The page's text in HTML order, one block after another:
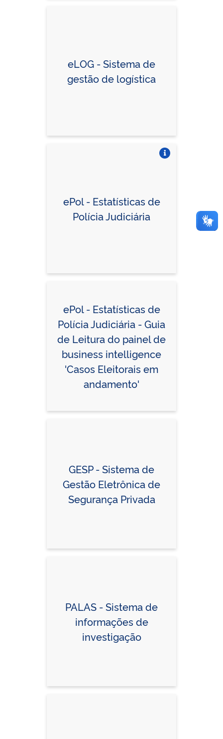
eLOG - Sistema de
gestão de logística
ePol - Estatísticas de
Polícia Judiciária
ePol - Estatísticas de
Polícia Judiciária - Guia
de Leitura do painel de
business intelligence
'Casos Eleitorais em
andamento'
GESP - Sistema de
Gestão Eletrônica de
Segurança Privada
PALAS - Sistema de
informações de
investigação